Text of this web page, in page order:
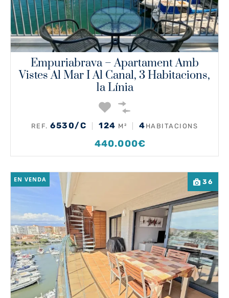
Empuriabrava – Apartament Amb
Vistes Al Mar I Al Canal, 3 Habitacions,
1a Línia
REF.6530/C 124 M² 4 HABITACIONS
440.000€
36
EN VENDA